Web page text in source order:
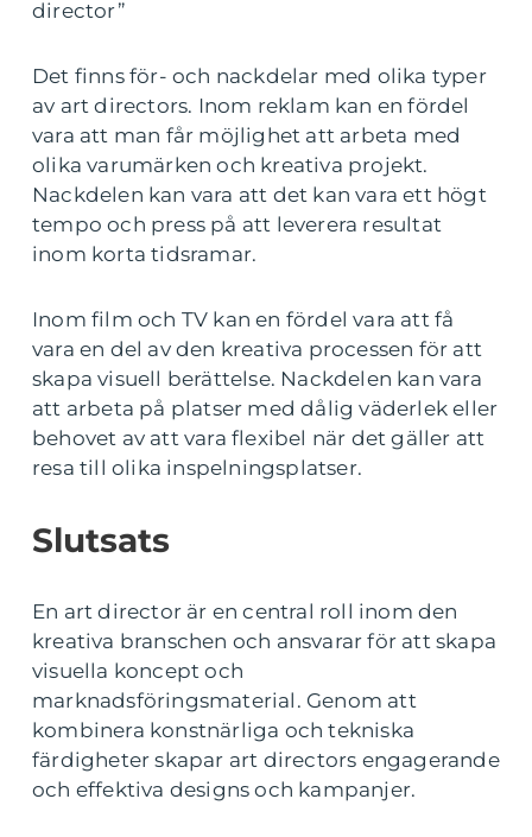
director”
Det finns för- och nackdelar med olika typer
av art directors. Inom reklam kan en fördel
vara att man får möjlighet att arbeta med
olika varumärken och kreativa projekt.
Nackdelen kan vara att det kan vara ett högt
tempo och press på att leverera resultat
inom korta tidsramar.
Inom film och TV kan en fördel vara att få
vara en del av den kreativa processen för att
skapa visuell berättelse. Nackdelen kan vara
att arbeta på platser med dålig väderlek eller
behovet av att vara flexibel när det gäller att
resa till olika inspelningsplatser.
Slutsats
En art director är en central roll inom den
kreativa branschen och ansvarar för att skapa
visuella koncept och
marknadsföringsmaterial. Genom att
kombinera konstnärliga och tekniska
färdigheter skapar art directors engagerande
och effektiva designs och kampanjer.